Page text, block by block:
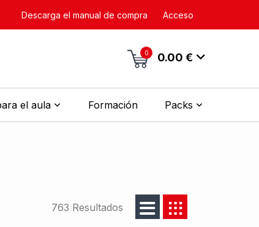
Descarga el manual de compra Acceso
0 0.00 €
el aula Formación Packs
763 Resultados